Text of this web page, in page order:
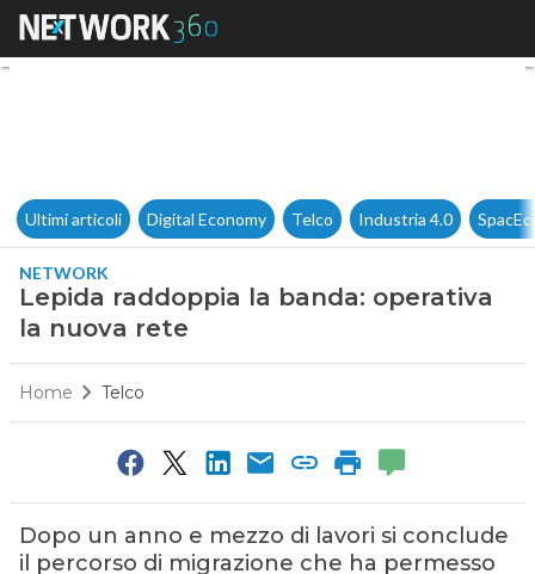
Lepida raddoppia la banda:
Ultimi articoli Digital Economy Telco Industria 4.0
NETWORK
Lepida raddoppia la banda: operativa
la nuova rete
Home Telco
Dopo un anno e mezzo di lavori si conclude
il percorso di migrazione che ha permesso